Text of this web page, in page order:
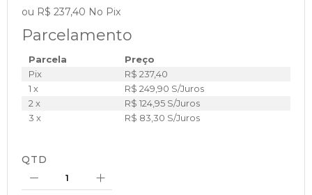
ou R$ 237,40 No Pix
Parcelamento
Parcela
Preço
Pix
R$ 237,40
1 x
R$ 249,90 S/Juros
2 x
R$ 124,95 S/Juros
3 x
R$ 83,30 S/Juros
QTD